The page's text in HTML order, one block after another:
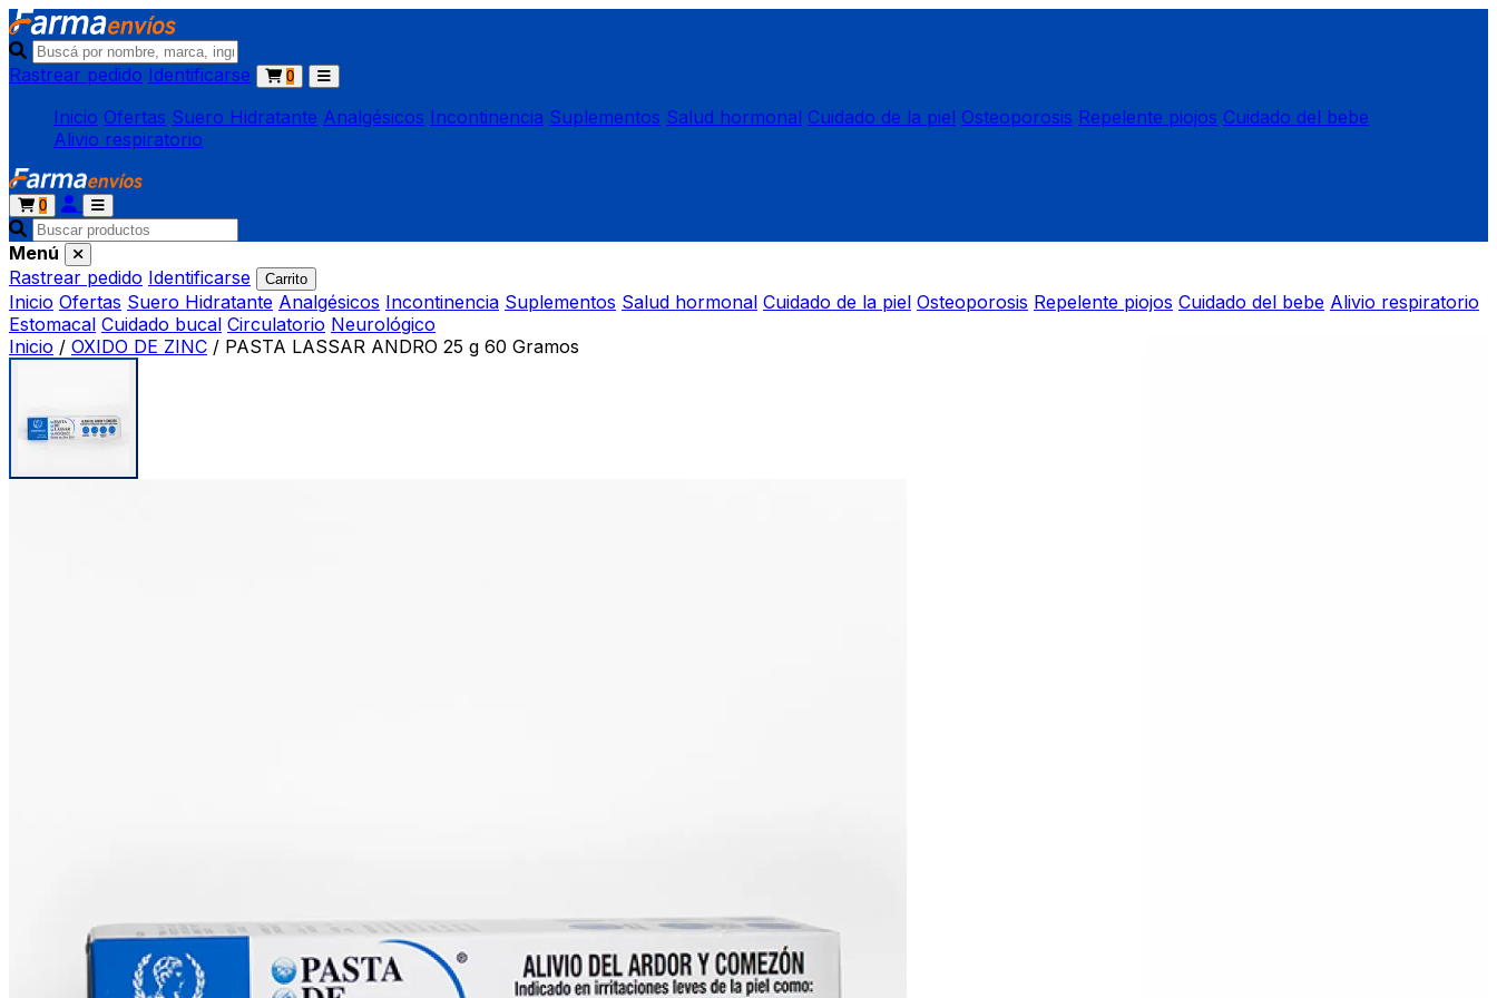
Rastrear pedido Identificarse 0
Inicio Ofertas Suero Hidratante Analgésicos Incontinencia Suplementos Salud hormonal Cuidado de la piel Osteoporosis Repelente piojos Cuidado del bebe
Alivio respiratorio
0
Menú
Rastrear pedido Identificarse Carrito
Inicio Ofertas Suero Hidratante Analgésicos Incontinencia Suplementos Salud hormonal Cuidado de la piel Osteoporosis Repelente piojos Cuidado del bebe Alivio respiratorio
Estomacal Cuidado bucal Circulatorio Neurológico
Inicio / OXIDO DE ZINC / PASTA LASSAR ANDRO 25 g 60 Gramos